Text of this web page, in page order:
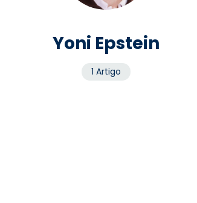
Yoni Epstein
1 Artigo